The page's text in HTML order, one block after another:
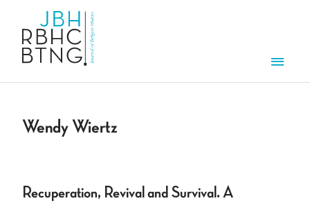
Wendy Wiertz
Recuperation, Revival and Survival. A